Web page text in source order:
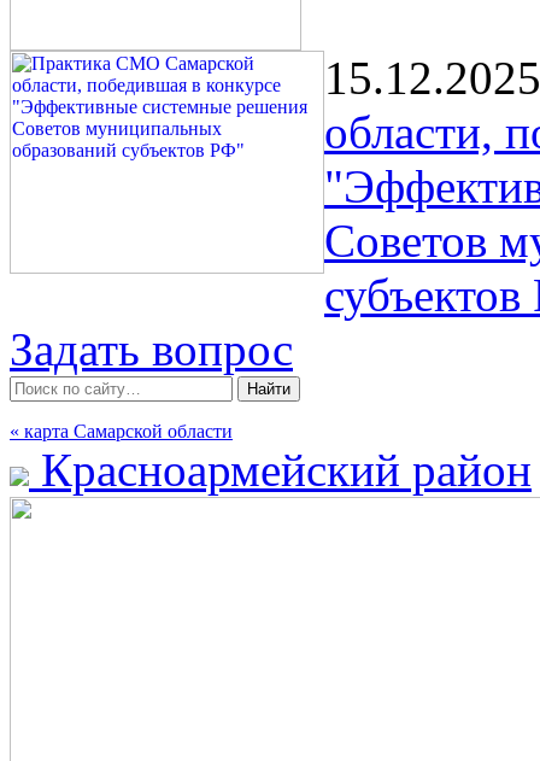
15.12.2025
области,
Советов
Задать вопрос
« карта Самарской области
Красноармейский район